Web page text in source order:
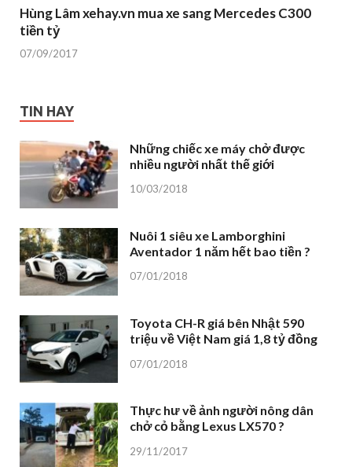
Hùng Lâm xehay.vn mua xe sang Mercedes C300
tiền tỷ
07/09/2017
TIN HAY
Những chiếc xe máy chở được
nhiều người nhất thế giới
10/03/2018
Nuôi 1 siêu xe Lamborghini
Aventador 1 năm hết bao tiền ?
07/01/2018
Toyota CH-R giá bên Nhật 590
triệu về Việt Nam giá 1,8 tỷ đồng
07/01/2018
Thực hư về ảnh người nông dân
chở cỏ bằng Lexus LX570 ?
29/11/2017